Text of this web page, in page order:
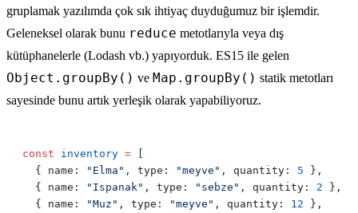
gruplamak yazılımda çok sık ihtiyaç duyduğumuz bir işlemdir.
Geleneksel olarak bunu reduce metotlarıyla veya dış
kütüphanelerle (Lodash vb.) yapıyorduk. ES15 ile gelen
Object.groupBy() ve Map.groupBy() statik metotları
sayesinde bunu artık yerleşik olarak yapabiliyoruz.
const inventory =
  { name:
"Elma" , type: "meyve" , quantity: 5
  { name:
"Ispanak" , type: "sebze" , quantity: 2
  { name:
"Muz" , type: "meyve" , quantity: 12